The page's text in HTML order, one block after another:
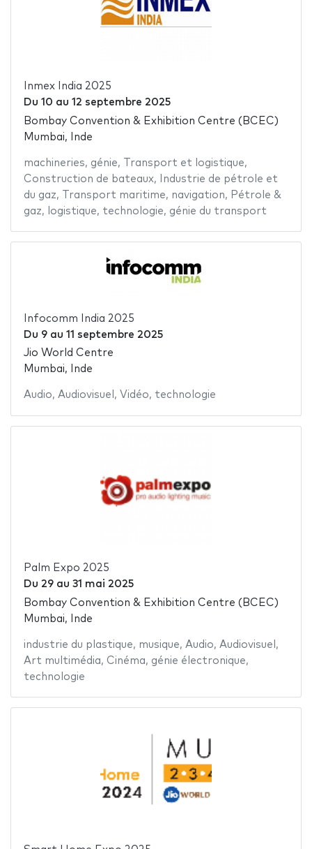
Inmex India 2025
Du 10 au 12 septembre 2025
Bombay Convention & Exhibition Centre (BCEC)
Mumbai, Inde
machineries, génie, Transport et logistique,
Construction de bateaux,
Industrie de pétrole et
du gaz, Transport maritime, navigation, Pétrole &
gaz, logistique, technologie, génie du transport
Infocomm India 2025
Du 9au 11 septembre 2025
Jio World Centre
Mumbai, Inde
Audio, Audiovisuel , Vidéo, technologie
Palm Expo 2025
Du 29au 31 mai 2025
Bombay Convention & Exhibition Centre (BCEC)
Mumbai, Inde
industrie du plastique, musique, Audio, Audiovisuel ,
Art multimédia, Cinéma, génie électronique,
technologie